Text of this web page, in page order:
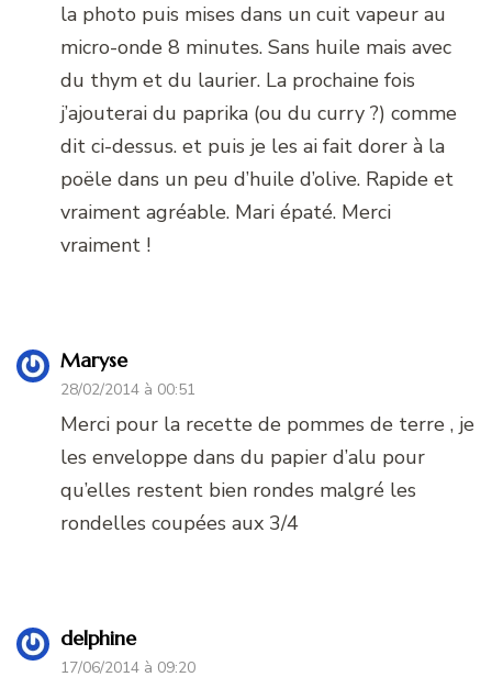
la photo puis mises dans un cuit vapeur au
micro-onde 8 minutes. Sans huile mais avec
du thym et du laurier. La prochaine fois
j’ajouterai du paprika (ou du curry ?) comme
dit ci-dessus. et puis je les ai fait dorer à la
poële dans un peu d’huile d’olive. Rapide et
vraiment agréable. Mari épaté. Merci
vraiment !
Maryse
28/02/2014 à 00:51
Merci pour la recette de pommes de terre , je
les enveloppe dans du papier d’alu pour
qu’elles restent bien rondes malgré les
rondelles coupées aux 3/4
delphine
17/06/2014 à 09:20